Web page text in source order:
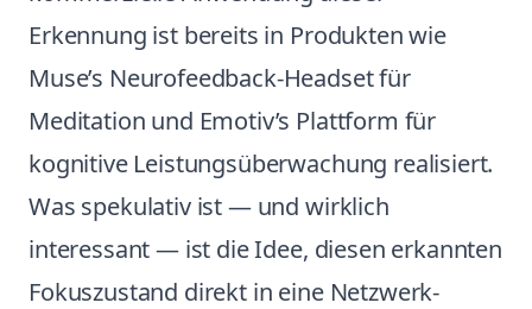
Erkennung ist bereits in Produkten wie
Muse’s Neurofeedback-Headset für
Meditation und Emotiv’s Plattform für
kognitive Leistungsüberwachung realisiert.
Was spekulativ ist — und wirklich
interessant — ist die Idee, diesen erkannten
Fokuszustand direkt in eine Netzwerk-